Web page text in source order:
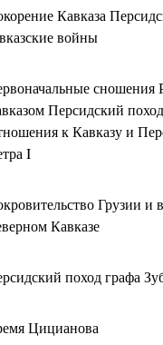
Кавказа
войны
сношения
Персидский
к Кавказу и
I
Грузии и
Кавказе
поход графа
Цицианова